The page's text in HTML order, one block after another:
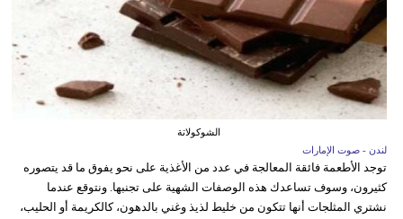
الشوكولاتة
لندن - صوت الإمارات
توجد الأطعمة فائقة المعالجة في عدد من الأغذية على نحو يفوق ما قد يتصوره
كثيرون، وسوف تساعدك هذه الوصفات الشهية على تجنبها. ونتوقع عندما
نشتري المثلجات أنها تتكون من خليط لذيذ وغني بالدهون، كالكريمة أو الحليب،